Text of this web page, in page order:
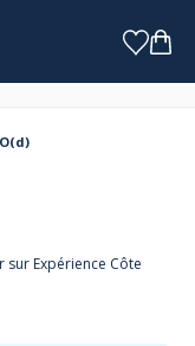
sur Expérience Côte